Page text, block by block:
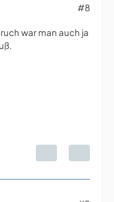
#8
war man auch ja